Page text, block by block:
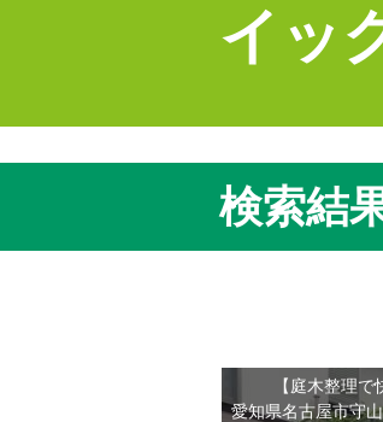
イッ
検索結
【庭木整理で
愛知県名古屋市守